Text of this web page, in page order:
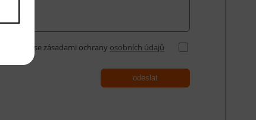
Souhlasím se zásadami ochrany osobních údajů
odeslat